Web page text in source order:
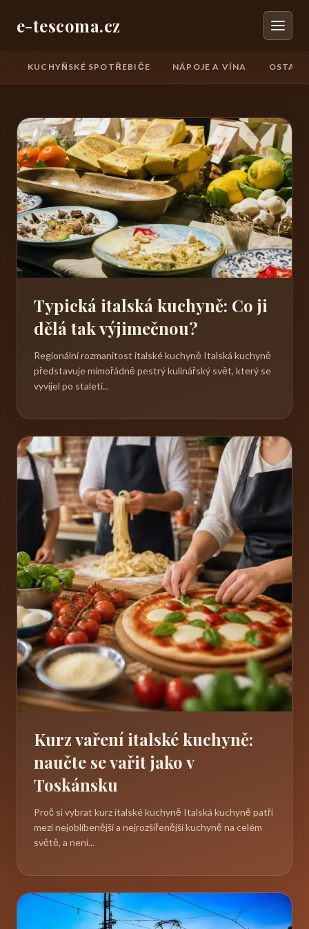
e-tescoma.cz
KUCHYŇSKÉ SPOTŘEBIČE NÁPOJE A VÍNA
Typická italská kuchyně: Co ji
dělá tak výjimečnou?
Regionální rozmanitost italské kuchyně Italská kuchyně
představuje mimořádně pestrý kulinářský svět, který se
vyvíjel po staletí...
Kurz vaření italské kuchyně:
naučte se vařit jako v
Toskánsku
Proč si vybrat kurz italské kuchyně Italská kuchyně patří
mezi nejoblíbenější a nejrozšířenější kuchyně na celém
světě, a není...